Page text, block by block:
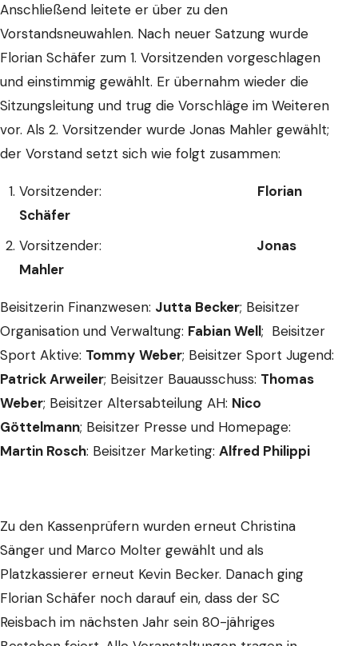
Anschließend leitete er über zu den
Vorstandsneuwahlen. Nach neuer Satzung wurde
Florian Schäfer zum 1. Vorsitzenden vorgeschlagen
und einstimmig gewählt. Er übernahm wieder die
Sitzungsleitung und trug die Vorschläge im Weiteren
vor. Als 2. Vorsitzender wurde Jonas Mahler gewählt;
der Vorstand setzt sich wie folgt zusammen:
Vorsitzender: Florian
Schäfer
Vorsitzender:
Jonas
Mahler
Beisitzerin Finanzwesen: Jutta Becker; Beisitzer
Organisation und Verwaltung: Fabian Well; Beisitzer
Sport Aktive: Tommy Weber; Beisitzer Sport Jugend:
Patrick Arweiler; Beisitzer Bauausschuss: Thomas
Weber; Beisitzer Altersabteilung AH: Nico
Göttelmann; Beisitzer Presse und Homepage:
Martin Rosch: Beisitzer Marketing: Alfred Philippi
Zu den Kassenprüfern wurden erneut Christina
Sänger und Marco Molter gewählt und als
Platzkassierer erneut Kevin Becker. Danach ging
Florian Schäfer noch darauf ein, dass der SC
Reisbach im nächsten Jahr sein 80-jähriges